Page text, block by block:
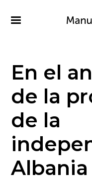
contenido
En el
de la
de la
Albania